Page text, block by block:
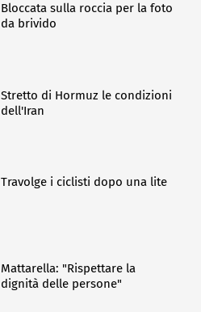
Bloccata sulla roccia per la foto
da brivido
Stretto di Hormuz le condizioni
dell'Iran
Travolge i ciclisti dopo una lite
Mattarella: "Rispettare la
dignità delle persone"